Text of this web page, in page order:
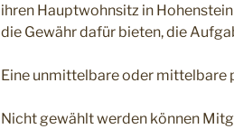
ihren Hauptwohnsitz in
die Gewähr dafür bieten, die
Eine unmittelbare oder mittelbare
Nicht gewählt werden können